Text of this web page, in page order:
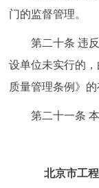
门的监督管理。
第二十条 违反
设单位未实行的
质量管理条例》的
第二十一条 本
北京市工